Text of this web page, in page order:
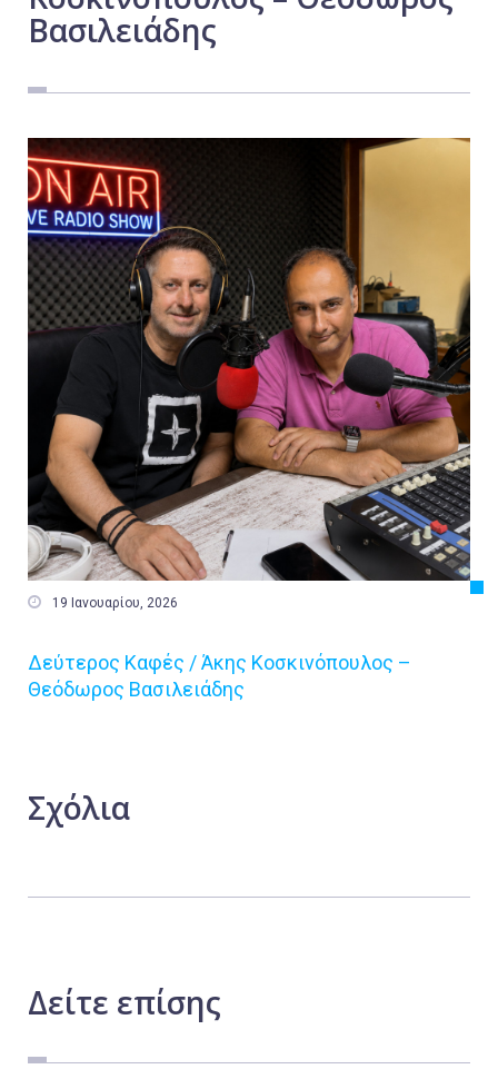
Βασιλειάδης
 19 Ιανουαρίου, 2026
Δεύτερος Καφές / Άκης Κοσκινόπουλος –
Θεόδωρος Βασιλειάδης
Σχόλια
Δείτε επίσης
Τοπικά
Οικονομία
Πολιτική
Αθλητικά
Αστυνομικό Δελτίο